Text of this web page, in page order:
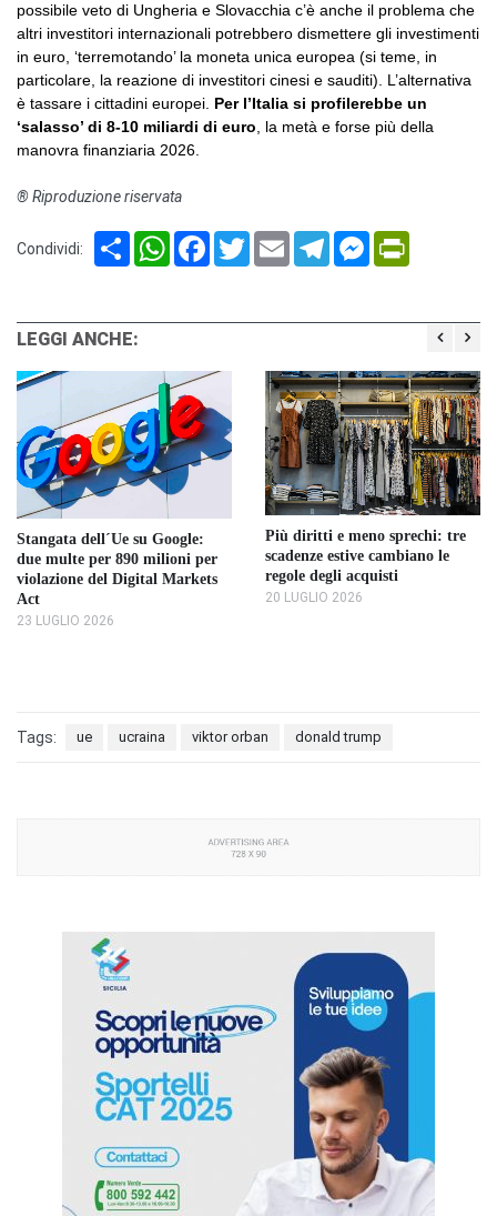
possibile veto di Ungheria e Slovacchia c’è anche il problema che
altri investitori internazionali potrebbero dismettere gli investimenti
in euro, ‘terremotando’ la moneta unica europea (si teme, in
particolare, la reazione di investitori cinesi e sauditi). L’alternativa
è tassare i cittadini europei. Per l’Italia si profilerebbe un
‘salasso’ di 8-10 miliardi di euro, la metà e forse più della
manovra finanziaria 2026.
® Riproduzione riservata
Condividi: Share WhatsAppFacebook
TwitterEmail TelegramMessenger
LEGGI ANCHE:
Stangata dell´Ue su Google:
due multe per 890 milioni per
violazione del Digital Markets
Act
23 LUGLIO 2026
Più diritti e meno sprechi: tre
scadenze estive cambiano le
regole degli acquisti
20 LUGLIO 2026
Tags: ue ucraina viktor orban donald trump